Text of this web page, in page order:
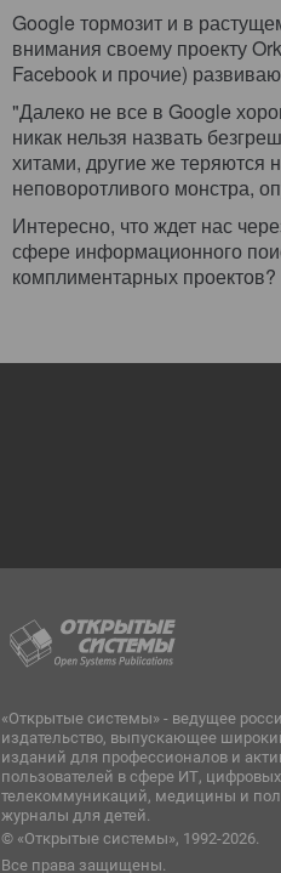
Google тормозит и в
внимания своему проекту
Facebook и прочие)
"Далеко не все в Google
никак нельзя назвать
хитами, другие же теряются
неповоротливого монстра,
Интересно, что ждет нас
сфере информационного
комплиментарных проектов?
«Открытые системы» - ведущее
издательство, выпускающее
изданий для профессионалов и
пользователей в сфере ИТ, цифровых
телекоммуникаций, медицины и
журналы для детей.
© «Открытые системы», 1992-2026.
Все права защищены.